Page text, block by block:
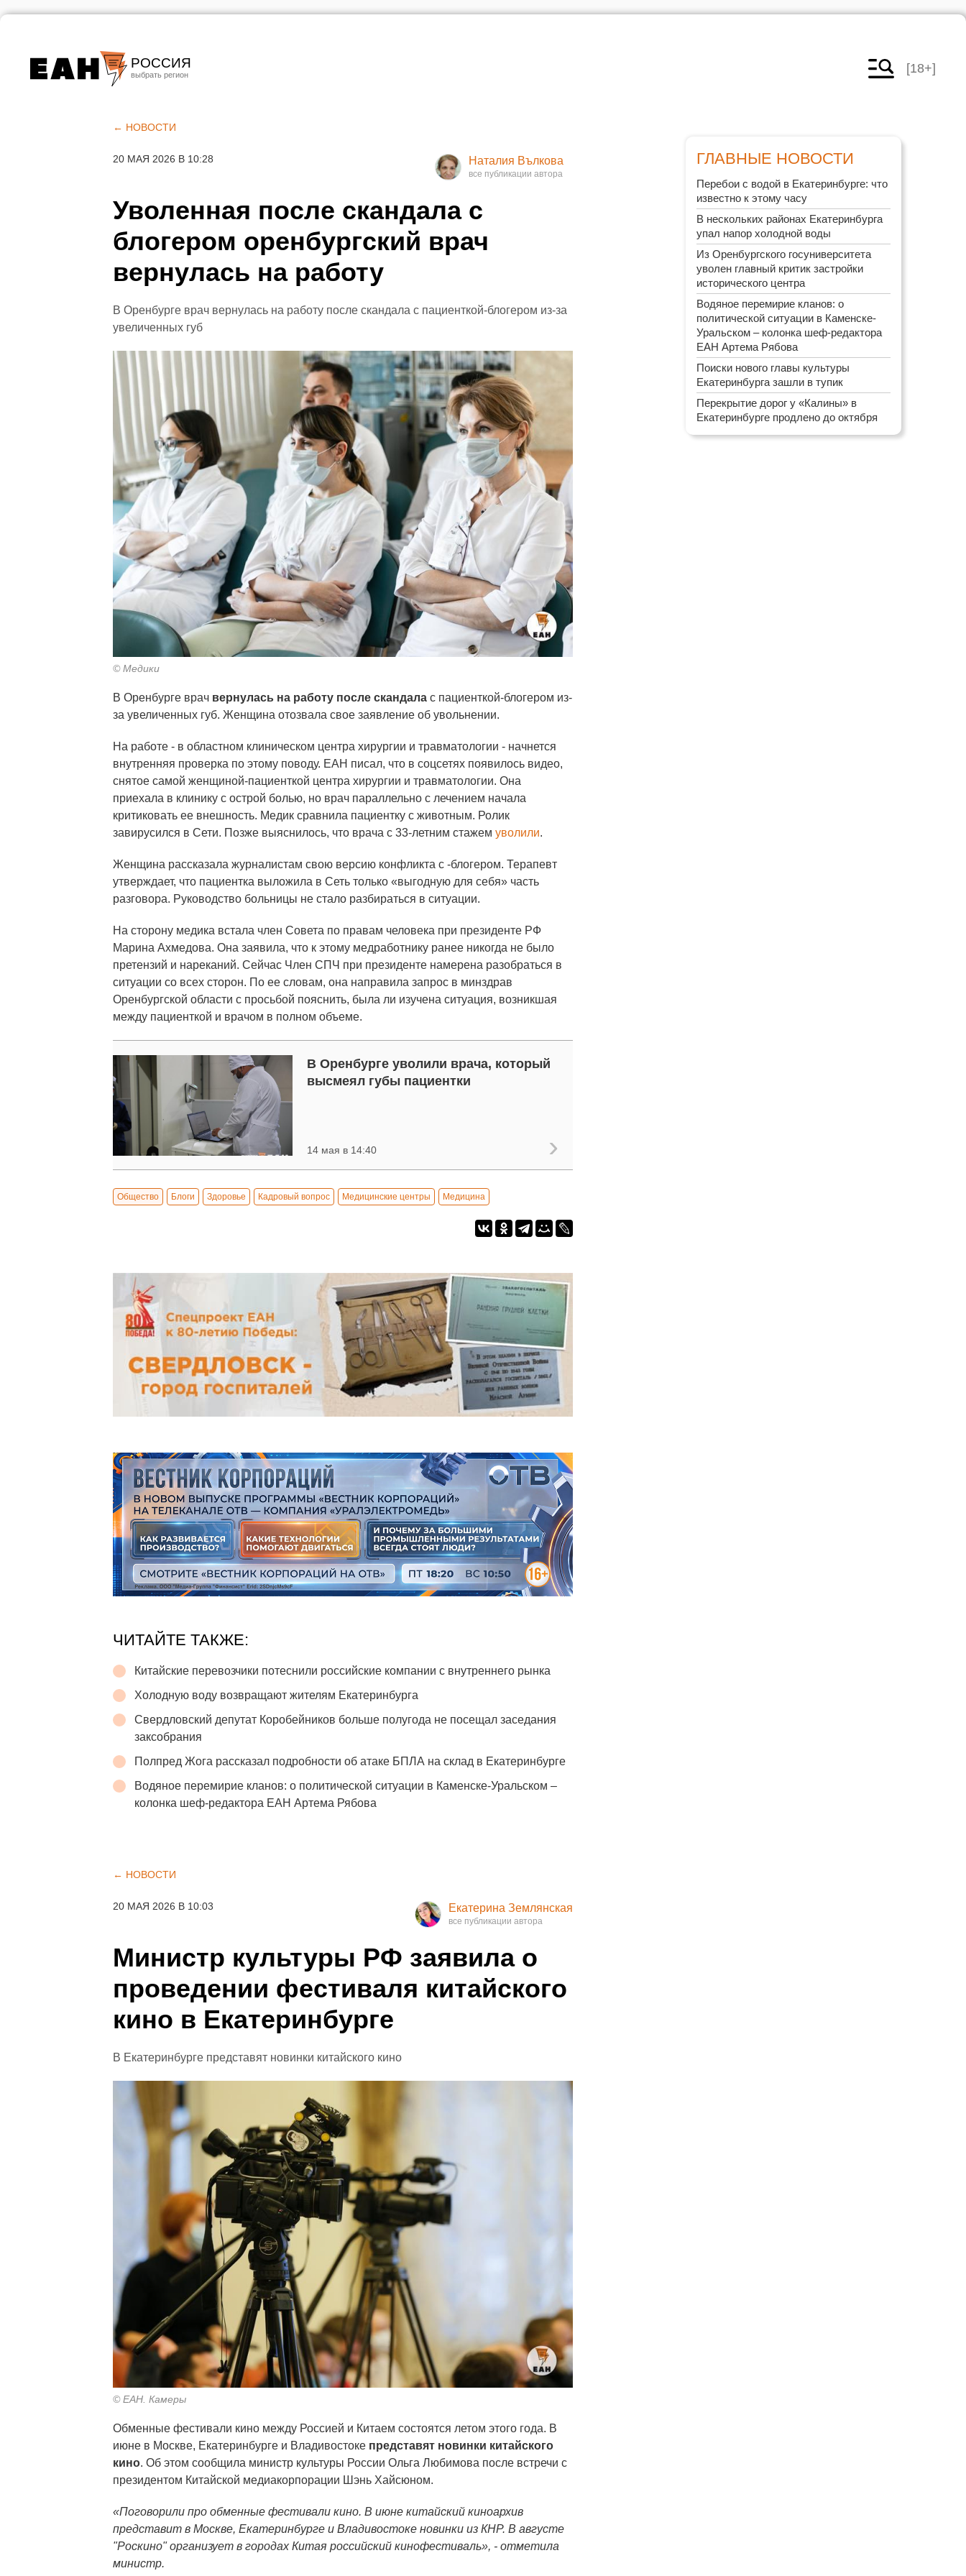
РОССИЯ
Челябинск
[18+]
← НОВОСТИ
20 МАЯ 2026 В 10:28 Наталия Вълкова
Уволенная после скандала с
блогером оренбургский врач
вернулась на работу
В Оренбурге врач вернулась на работу после скандала с пациенткой-блогером из-за
увеличенных губ
© Медики
В Оренбурге врач вернулась на работу после скандала с пациенткой-блогером из-
за увеличенных губ. Женщина отозвала свое заявление об увольнении.
На работе - в областном клиническом центра хирургии и травматологии - начнется
внутренняя проверка по этому поводу. ЕАН писал, что в соцсетях появилось видео,
снятое самой женщиной-пациенткой центра хирургии и травматологии. Она
приехала в клинику с острой болью, но врач параллельно с лечением начала
критиковать ее внешность. Медик сравнила пациентку с животным. Ролик
завирусился в Сети. Позже выяснилось, что врача с 33-летним стажем уволили.
Женщина рассказала журналистам свою версию конфликта с -блогером. Терапевт
утверждает, что пациентка выложила в Сеть только «выгодную для себя» часть
разговора. Руководство больницы не стало разбираться в ситуации.
На сторону медика встала член Совета по правам человека при президенте РФ
Марина Ахмедова. Она заявила, что к этому медработнику ранее никогда не было
претензий и нареканий. Сейчас Член СПЧ при президенте намерена разобраться в
ситуации со всех сторон. По ее словам, она направила запрос в минздрав
Оренбургской области с просьбой пояснить, была ли изучена ситуация, возникшая
между пациенткой и врачом в полном объеме.
В Оренбурге уволили врача, который
высмеял губы пациентки
14 мая в 14:40
Общество Блоги Здоровье Кадровый вопрос Медицинские центры Медицина
ЧИТАЙТЕ ТАКЖЕ:
Китайские перевозчики потеснили российские компании с внутреннего рынка
Холодную воду возвращают жителям Екатеринбурга
Свердловский депутат Коробейников больше полугода не посещал заседания
заксобрания
Полпред Жога рассказал подробности об атаке БПЛА на склад в Екатеринбурге
Водяное перемирие кланов: о политической ситуации в Каменске-Уральском –
колонка шеф-редактора ЕАН Артема Рябова
← НОВОСТИ
20 МАЯ 2026 В 10:03 Екатерина Землянская
Министр культуры РФ заявила о
проведении фестиваля китайского
кино в Екатеринбурге
В Екатеринбурге представят новинки китайского кино
© ЕАН. Камеры
Обменные фестивали кино между Россией и Китаем состоятся летом этого года. В
июне в Москве, Екатеринбурге и Владивостоке представят новинки китайского
кино. Об этом сообщила министр культуры России Ольга Любимова после встречи с
президентом Китайской медиакорпорации Шэнь Хайсюном.
«Поговорили про обменные фестивали кино. В июне китайский киноархив
представит в Москве, Екатеринбурге и Владивостоке новинки из КНР. В августе
"Роскино" организует в городах Китая российский кинофестиваль», - отметила
министр.
ГЛАВНЫЕ НОВОСТИ
Перебои с водой в Екатеринбурге: что
известно к этому часу
В нескольких районах Екатеринбурга
упал напор холодной воды
Из Оренбургского госуниверситета
уволен главный критик застройки
исторического центра
Водяное перемирие кланов: о
политической ситуации в Каменске-
Уральском – колонка шеф-редактора
ЕАН Артема Рябова
Поиски нового главы культуры
Екатеринбурга зашли в тупик
Перекрытие дорог у «Калины» в
Екатеринбурге продлено до октября